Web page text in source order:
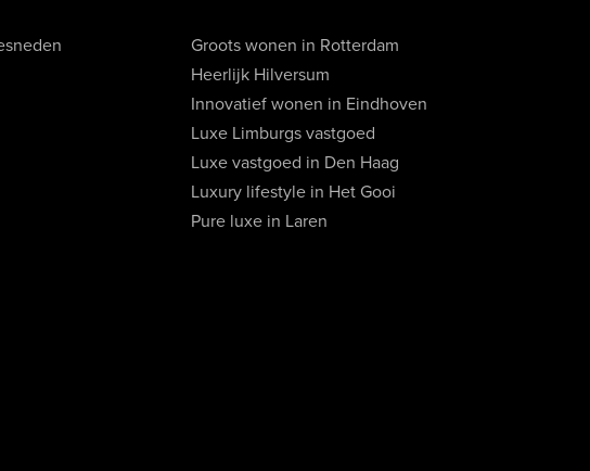
Groots wonen in Rotterdam
Heerlijk Hilversum
Innovatief wonen in Eindhoven
Luxe Limburgs vastgoed
Luxe vastgoed in Den Haag
Luxury lifestyle in Het Gooi
Pure luxe in Laren